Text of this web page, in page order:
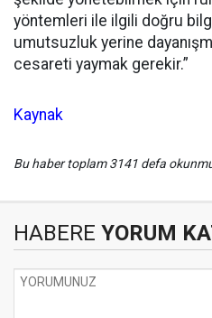
yöntemleri ile ilgili doğru
umutsuzluk yerine
cesareti yaymak gerekir.”
Kaynak
Bu haber toplam 3141 defa
HABERE YORUM